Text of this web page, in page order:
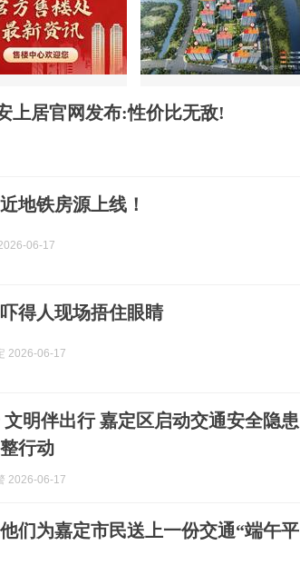
上居官网发布:性价比无敌!
地铁房源上线！
06-17
得人现场捂住眼睛
2026-06-17
明伴出行 嘉定区启动交通安全隐患
行动
2026-06-17
们为嘉定市民送上一份交通“端午平